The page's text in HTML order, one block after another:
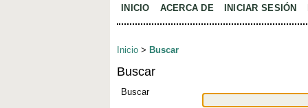
INICIO ACERCA DE INICIAR SESIÓN
Inicio > Buscar
Buscar
Buscar